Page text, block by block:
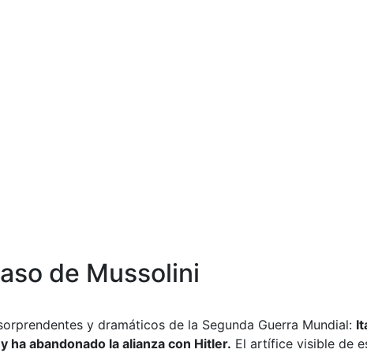
de Mussolini
y dramáticos de la Segunda Guerra Mundial:
ha abandonado la alianza con Hitler. El artífice visible de